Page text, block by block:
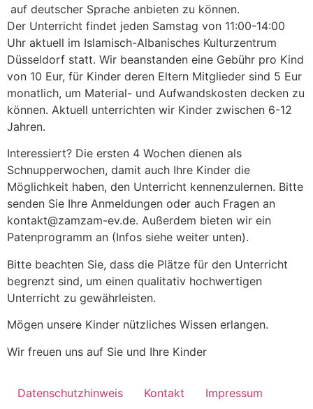
auf deutscher Sprache anbieten zu können.
Der Unterricht findet jeden Samstag von 11:00-14:00
Uhr aktuell im Islamisch-Albanisches Kulturzentrum
Düsseldorf statt. Wir beanstanden eine Gebühr pro Kind
von 10 Eur, für Kinder deren Eltern Mitglieder sind 5 Eur
monatlich, um Material- und Aufwandskosten decken zu
können. Aktuell unterrichten wir Kinder zwischen 6-12
Jahren.
Interessiert? Die ersten 4 Wochen dienen als
Schnupperwochen, damit auch Ihre Kinder die
Möglichkeit haben, den Unterricht kennenzulernen. Bitte
senden Sie Ihre Anmeldungen oder auch Fragen an
kontakt@zamzam-ev.de. Außerdem bieten wir ein
Patenprogramm an (Infos siehe weiter unten).
Bitte beachten Sie, dass die Plätze für den Unterricht
begrenzt sind, um einen qualitativ hochwertigen
Unterricht zu gewährleisten.
Mögen unsere Kinder nützliches Wissen erlangen.
Wir freuen uns auf Sie und Ihre Kinder
Datenschutzhinweis Kontakt Impressum